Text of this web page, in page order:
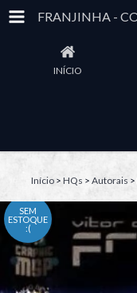
INÍCIO
Início > HQs > Autorais >
SEM
ESTOQUE
:(